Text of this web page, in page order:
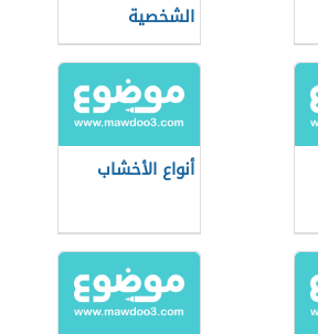
الشخصية
أنواع الأخشاب